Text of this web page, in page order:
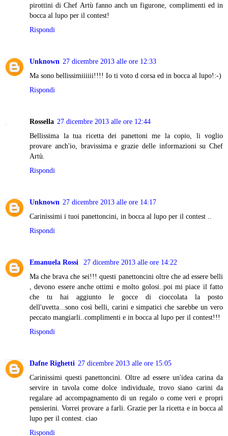
pirottini di Chef Artù fanno anch un figurone, complimenti ed in
bocca al lupo per il contest!
Rispondi
Unknown 27 dicembre 2013 alle ore 12:33
Ma sono bellissimiiiiii!!!! Io ti voto d corsa ed in bocca al lupo!:-)
Rispondi
Rossella 27 dicembre 2013 alle ore 12:44
Bellissima la tua ricetta dei panettoni me la copio, li voglio
provare anch'io, bravissima e grazie delle informazioni su Chef
Artù.
Rispondi
Unknown 27 dicembre 2013 alle ore 14:17
Carinissimi i tuoi panettoncini, in bocca al lupo per il contest ..
Rispondi
Emanuela Rossi
27 dicembre 2013 alle ore 14:22
Ma che brava che sei!!! questi panettoncini oltre che ad essere belli
, devono essere anche ottimi e molto golosi..poi mi piace il fatto
che tu hai aggiunto le gocce di cioccolata la posto
dell'uvetta...sono così belli, carini e simpatici che sarebbe un vero
peccato mangiarli..complimenti e in bocca al lupo per il contest!!!
Rispondi
Dafne Righetti 27 dicembre 2013 alle ore 15:05
Carinissimi questi panettoncini. Oltre ad essere un'idea carina da
servire in tavola come dolce individuale, trovo siano carini da
regalare ad accompagnamento di un regalo o come veri e propri
pensierini. Vorrei provare a farli. Grazie per la ricetta e in bocca al
lupo per il contest. ciao
Rispondi